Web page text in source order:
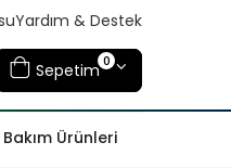
Yardım & Destek
Sepetim0
Ürünleri